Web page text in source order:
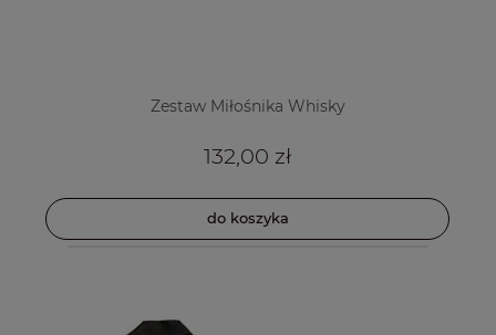
Zestaw Miłośnika Whisky
132,00 zł
do koszyka